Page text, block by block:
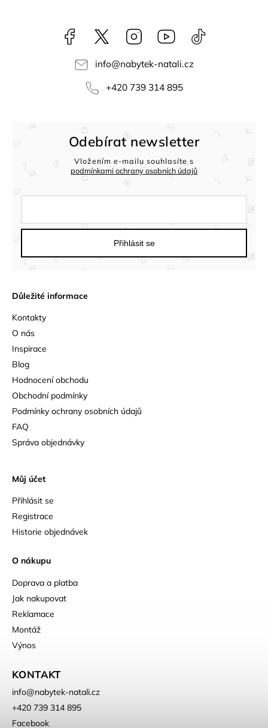
Facebook NataliNabytek
Instagram YouTube
info@nabytek-natali.cz
+420 739 314 895
Důležité informace
Kontakty
O nás
Inspirace
Blog
Hodnocení obchodu
Obchodní podmínky
Podmínky ochrany osobních údajů
FAQ
Správa objednávky
Můj účet
Přihlásit se
Registrace
Historie objednávek
O nákupu
Doprava a platba
Jak nakupovat
Reklamace
Montáž
Výnos
KONTAKT
info@nabytek-natali.cz
+420 739 314 895
Facebook
Odebírat newsletter
Vložením e-mailu souhlasíte s
podmínkami ochrany osobních údajů
Přihlásit se